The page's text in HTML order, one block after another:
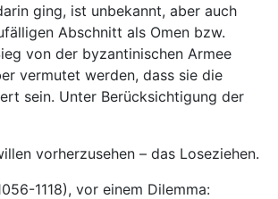
ging, ist unbekannt, aber auch
Abschnitt als Omen bzw.
von der byzantinischen Armee
vermutet werden, dass sie die
sein. Unter Berücksichtigung der
vorherzusehen – das Loseziehen.
1118), vor einem Dilemma: